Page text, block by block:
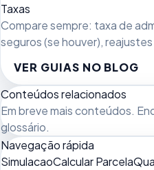
Taxas
Compare sempre: taxa de
seguros (se houver),
VER GUIAS NO BLOG
Conteúdos relacionados
Em breve mais conteúdos.
glossário.
Navegação rápida
SimulacaoCalcular Parcela